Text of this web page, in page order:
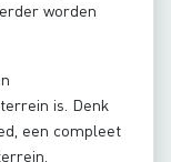
worden
is. Denk
een compleet